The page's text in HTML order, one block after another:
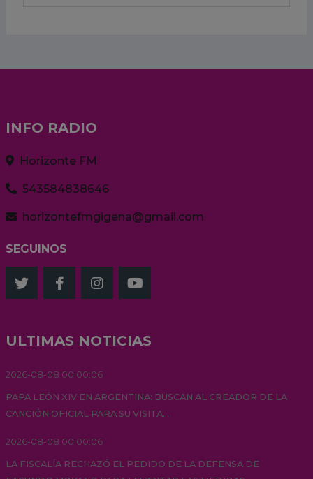
INFO RADIO
Horizonte FM
543584838646
horizontefmgigena@gmail.com
SEGUINOS
ULTIMAS NOTICIAS
2026-08-08 00:00:06
PAPA LEÓN XIV EN ARGENTINA: BUSCAN AL CREADOR DE LA
CANCIÓN OFICIAL PARA SU VISITA...
2026-08-08 00:00:06
LA FISCALÍA RECHAZÓ EL PEDIDO DE LA DEFENSA DE